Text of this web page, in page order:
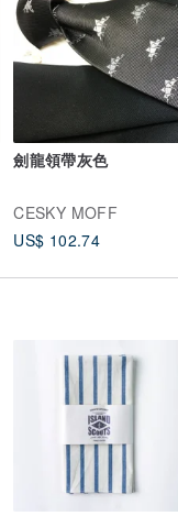
劍龍領帶灰色
CESKY MOFF
US$ 102.74